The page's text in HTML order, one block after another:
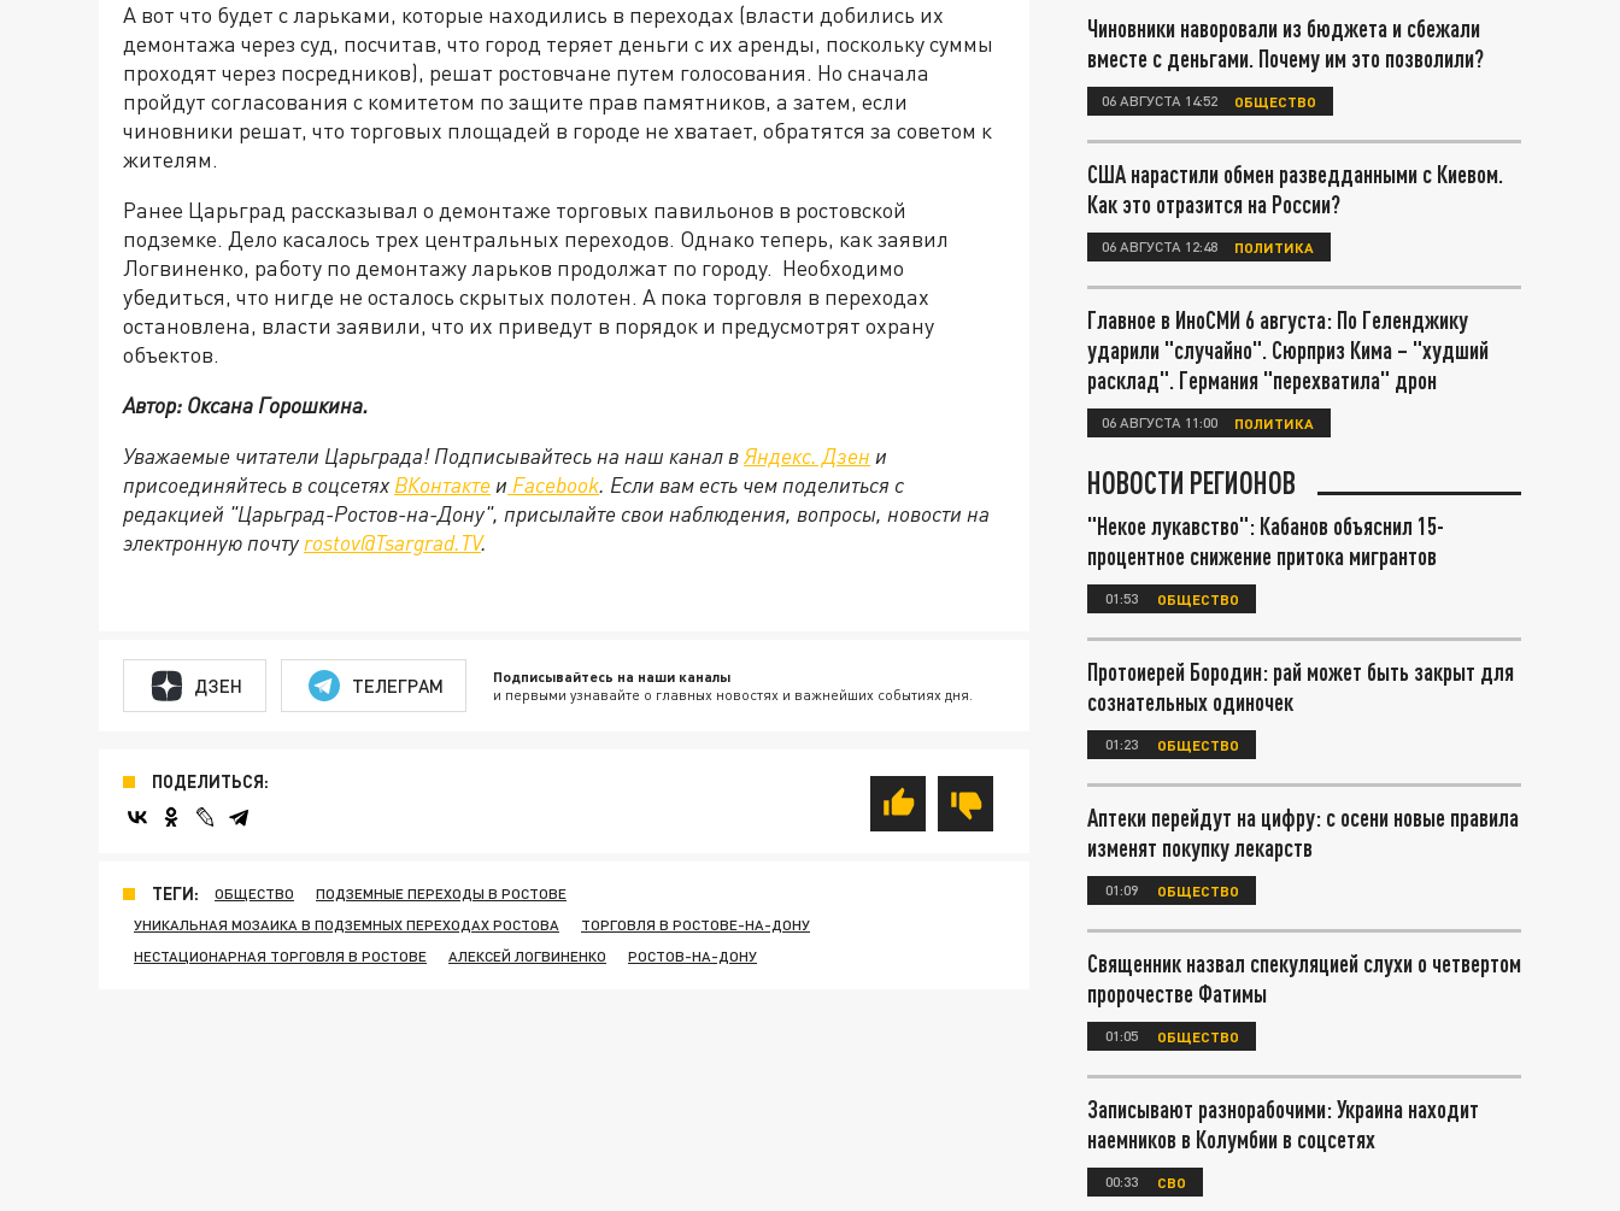
А вот что будет с ларьками, которые находились в переходах (власти добились их
демонтажа через суд, посчитав, что город теряет деньги с их аренды, поскольку суммы
проходят через посредников), решат ростовчане путем голосования. Но сначала
пройдут согласования с комитетом по защите прав памятников, а затем, если
чиновники решат, что торговых площадей в городе не хватает, обратятся за советом к
жителям.
Ранее Царьград рассказывал о демонтаже торговых павильонов в ростовской
подземке. Дело касалось трех центральных переходов. Однако теперь, как заявил
Логвиненко, работу по демонтажу ларьков продолжат по городу. Необходимо
убедиться, что нигде не осталось скрытых полотен. А пока торговля в переходах
остановлена, власти заявили, что их приведут в порядок и предусмотрят охрану
объектов.
Автор: Оксана Горошкина.
Уважаемые читатели Царьграда! Подписывайтесь на наш канал вЯндекс. Дзен и
присоединяйтесь в соцсетях ВКонтакте и Facebook. Если вам есть чем поделиться с
редакцией "Царьград-Ростов-на-Дону", присылайте свои наблюдения, вопросы, новости на
электронную почту rostov@Tsargrad.TV.
ДЗЕН ТЕЛЕГРАМ Подписывайтесь на наши каналы
и первыми узнавайте о главных новостях и важнейших событиях дня.
ПОДЕЛИТЬСЯ:
ТЕГИ: ОБЩЕСТВО
ПОДЗЕМНЫЕ ПЕРЕХОДЫ В РОСТОВЕ
УНИКАЛЬНАЯ МОЗАИКА В ПОДЗЕМНЫХ ПЕРЕХОДАХ РОСТОВА
ТОРГОВЛЯ В РОСТОВЕ-НА-ДОНУ
НЕСТАЦИОНАРНАЯ ТОРГОВЛЯ В РОСТОВЕ
АЛЕКСЕЙ ЛОГВИНЕНКО РОСТОВ-НА-ДОНУ
Чиновники наворовали из бюджета и сбежали
вместе с деньгами. Почему им это позволили?
06 АВГУСТА 14:52 ОБЩЕСТВО
США нарастили обмен разведданными с Киевом.
Как это отразится на России?
06 АВГУСТА 12:48 ПОЛИТИКА
Главное в ИноСМИ 6 августа: По Геленджику
ударили "случайно". Сюрприз Кима – "худший
расклад". Германия "перехватила" дрон
06 АВГУСТА 11:00 ПОЛИТИКА
НОВОСТИ РЕГИОНОВ
"Некое лукавство": Кабанов объяснил 15-
процентное снижение притока мигрантов
01:53 ОБЩЕСТВО
Протоиерей Бородин: рай может быть закрыт для
сознательных одиночек
01:23 ОБЩЕСТВО
Аптеки перейдут на цифру: с осени новые правила
изменят покупку лекарств
01:09 ОБЩЕСТВО
Священник назвал спекуляцией слухи о четвертом
пророчестве Фатимы
01:05 ОБЩЕСТВО
Записывают разнорабочими: Украина находит
наемников в Колумбии в соцсетях
00:33 СВО